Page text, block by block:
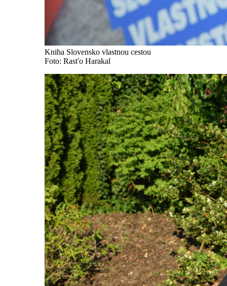
Kniha Slovensko vlastnou cestou
Foto: Rasťo Harakal